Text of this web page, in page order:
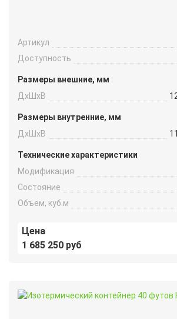
Артикул
Доступность
Размеры внешние, мм
ДxШxВ
Размеры внутренние, мм
ДxШxВ
Технические характеристики
Модификация
Состояние
Объем, куб.м
Цена
1 685 250 руб